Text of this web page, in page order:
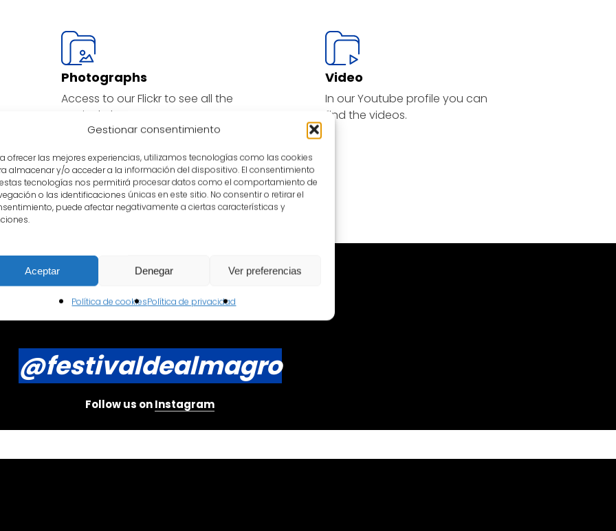
Gestionar consentimiento
ofrecer las mejores experiencias, utilizamos tecnologías como las cookies
almacenar y/o acceder a la información del dispositivo. El consentimiento
tecnologías nos permitirá procesar datos como el comportamiento de
o las identificaciones únicas en este sitio. No consentir o retirar el
puede afectar negativamente a ciertas características y
Aceptar Denegar Ver preferencias
Política de cookiesPolítica de privacidad
Photographs
Access to our Flickr to see all the
Festival photos.
Video
In our Youtube profile you can
find the videos.
@festivaldealmagro
Follow us onInstagram